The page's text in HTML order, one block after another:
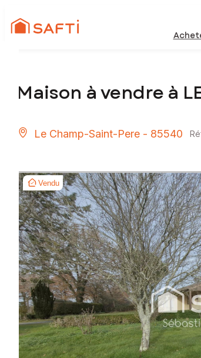
Maison à vendre à
Le Champ-Saint-Pere - 85540
Vendu